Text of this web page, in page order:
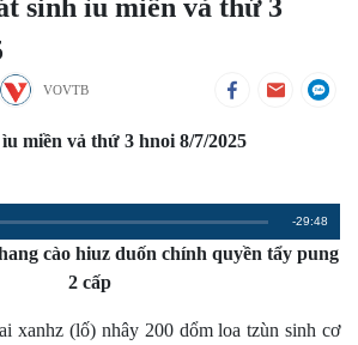
sinh ìu miền vả thứ 3
VOVTB
miền vả thứ 3 hnoi 8/7/2025
Remaining
Time
-29:48
cào hiuz duốn chính quyền tẩy pung
2 cấp
xanhz (lố) nhây 200 dổm loa tzùn sinh cơ